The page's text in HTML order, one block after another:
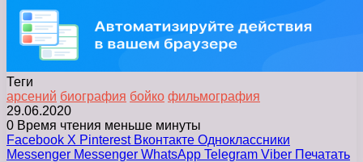
Теги
арсений биография бойко фильмография
29.06.2020
0 Время чтения меньше минуты
Facebook X Pinterest Вконтакте Одноклассники
Messenger Messenger WhatsApp Telegram Viber Печатать